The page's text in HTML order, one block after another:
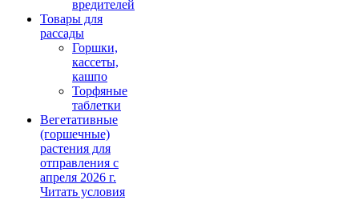
вредителей
Товары для
рассады
Горшки,
кассеты,
кашпо
Торфяные
таблетки
Вегетативные
(горшечные)
растения для
отправления с
апреля 2026 г.
Читать условия